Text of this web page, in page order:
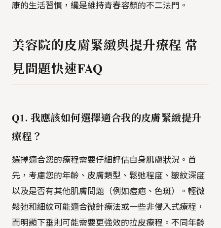
康的生活習慣，纔是維持青春容顏的不二法門。
美容院的皮膚緊緻與提升療程 常
見問題快速FAQ
Q1. 我應該如何選擇適合我的皮膚緊緻提升
療程？
選擇適合您的療程需要仔細評估自身肌膚狀況。首
先，考慮您的年齡、皮膚類型、鬆弛程度、皺紋深度
以及是否有其他肌膚問題（例如痘疤、色斑）。輕微
鬆弛和細紋可能適合微針療法或一些非侵入式療程，
而明顯下垂則可能需要更強效的拉皮療程。不同年齡